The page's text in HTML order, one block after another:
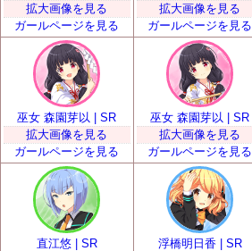
拡大画像を見る
ガールページを見る
拡大画像を見る
ガールページを見る
巫女 森園芽以 | SR
拡大画像を見る
ガールページを見る
巫女 森園芽以 | SR
拡大画像を見る
ガールページを見る
直江悠 | SR
浮橋明日香 | SR